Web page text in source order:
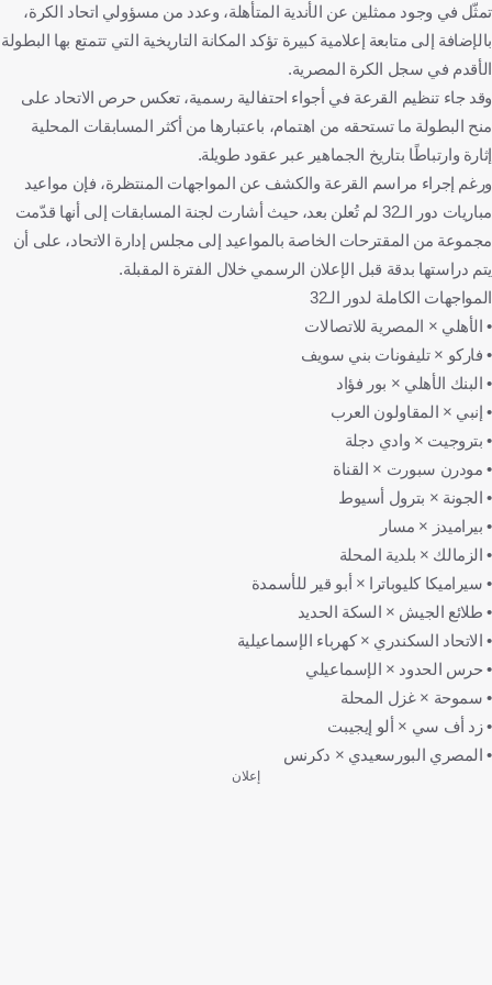
تمثّل في وجود ممثلين عن الأندية المتأهلة، وعدد من مسؤولي اتحاد الكرة،
بالإضافة إلى متابعة إعلامية كبيرة تؤكد المكانة التاريخية التي تتمتع بها البطولة
الأقدم في سجل الكرة المصرية.
وقد جاء تنظيم القرعة في أجواء احتفالية رسمية، تعكس حرص الاتحاد على
منح البطولة ما تستحقه من اهتمام، باعتبارها من أكثر المسابقات المحلية
إثارة وارتباطًا بتاريخ الجماهير عبر عقود طويلة.
ورغم إجراء مراسم القرعة والكشف عن المواجهات المنتظرة، فإن مواعيد
مباريات دور الـ32 لم تُعلن بعد، حيث أشارت لجنة المسابقات إلى أنها قدّمت
مجموعة من المقترحات الخاصة بالمواعيد إلى مجلس إدارة الاتحاد، على أن
يتم دراستها بدقة قبل الإعلان الرسمي خلال الفترة المقبلة.
المواجهات الكاملة لدور الـ32
• الأهلي × المصرية للاتصالات
• فاركو × تليفونات بني سويف
• البنك الأهلي × بور فؤاد
• إنبي × المقاولون العرب
• بتروجيت × وادي دجلة
• مودرن سبورت × القناة
• الجونة × بترول أسيوط
• بيراميدز × مسار
• الزمالك × بلدية المحلة
• سيراميكا كليوباترا × أبو قير للأسمدة
• طلائع الجيش × السكة الحديد
• الاتحاد السكندري × كهرباء الإسماعيلية
• حرس الحدود × الإسماعيلي
• سموحة × غزل المحلة
• زد أف سي × ألو إيجيبت
• المصري البورسعيدي × دكرنس
إعلان